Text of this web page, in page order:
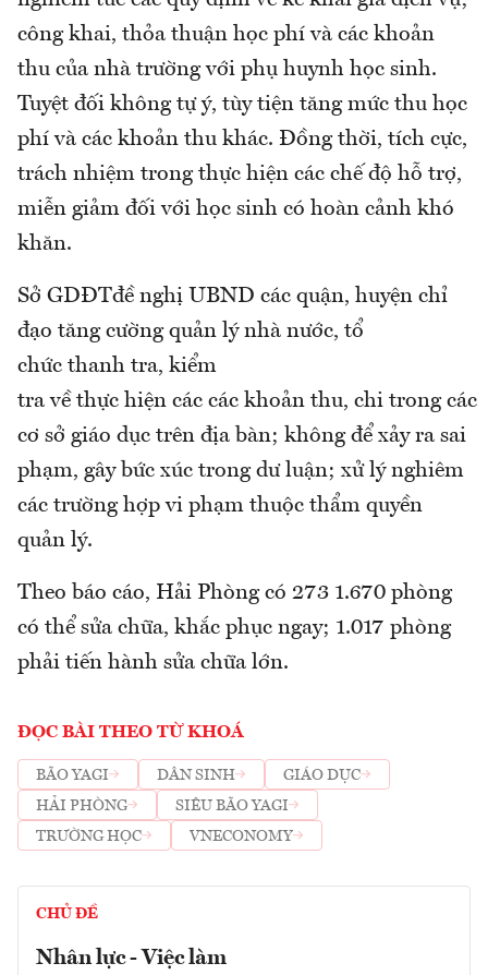
công khai, thỏa thuận học phí và các khoản
thu của nhà trường với phụ huynh học sinh.
Tuyệt đối không tự ý, tùy tiện tăng mức thu học
phí và các khoản thu khác. Đồng thời, tích cực,
trách nhiệm trong thực hiện các chế độ hỗ trợ,
miễn giảm đối với học sinh có hoàn cảnh khó
khăn.
Sở GDĐTđề nghị UBND các quận, huyện chỉ
đạo tăng cường quản lý nhà nước, tổ
chức thanh tra, kiểm
tra về thực hiện các các khoản thu, chi trong các
cơ sở giáo dục trên địa bàn; không để xảy ra sai
phạm, gây bức xúc trong dư luận; xử lý nghiêm
các trường hợp vi phạm thuộc thẩm quyền
quản lý.
Theo báo cáo, Hải Phòng có 273 1.670 phòng
có thể sửa chữa, khắc phục ngay; 1.017 phòng
phải tiến hành sửa chữa lớn.
ĐỌC BÀI THEO TỪ KHOÁ
BÃO YAGI DÂN SINH
GIÁO DỤC
HẢI PHÒNG
SIÊU BÃO YAGI
TRƯỜNG HỌC
VNECONOMY
CHỦ ĐỀ
Nhân lực - Việc làm